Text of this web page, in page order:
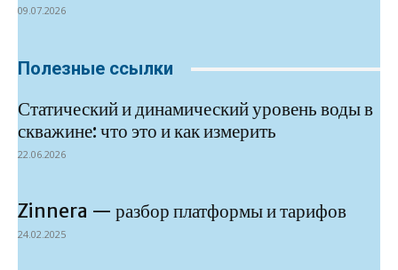
09.07.2026
Полезные ссылки
Статический и динамический уровень воды в
скважине: что это и как измерить
22.06.2026
Zinnera — разбор платформы и тарифов
24.02.2025